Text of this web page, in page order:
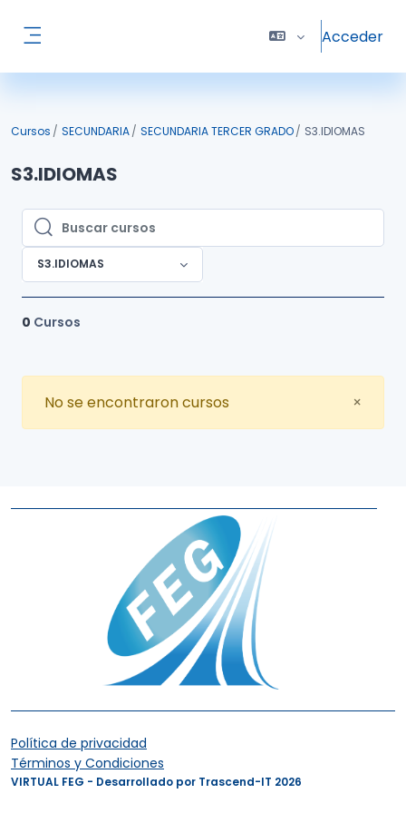
Acceder
Cursos SECUNDARIA SECUNDARIA TERCER GRADO S3.IDIOMAS
S3.IDIOMAS
Buscar cursos
Buscar cursos
S3.IDIOMAS
0 Cursos
×
No se encontraron cursos
Política de privacidad
Términos y Condiciones
VIRTUAL FEG - Desarrollado por Trascend-IT 2026